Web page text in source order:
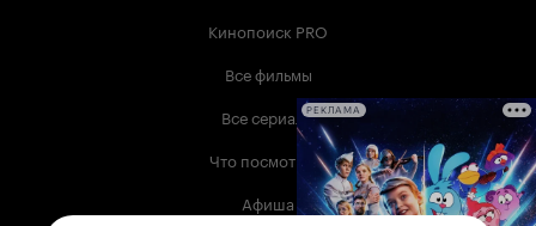
Кинопоиск PRO
Все фильмы
Все сериалы
Что посмотреть
Афиша
РЕКЛАМА